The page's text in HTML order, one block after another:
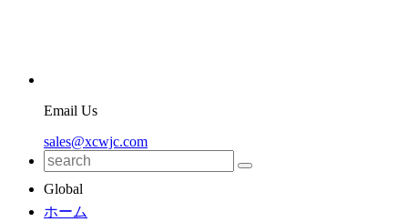
Email Us
sales@xcwjc.com
Global
ホーム